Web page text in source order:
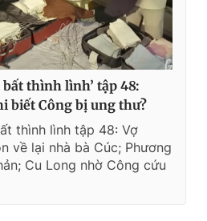
thình lình’ tập 48:
biết Công bị ung thư?
thình lình tập 48: Vợ
về lại nhà bà Cúc; Phương
Cu Long nhờ Công cứu